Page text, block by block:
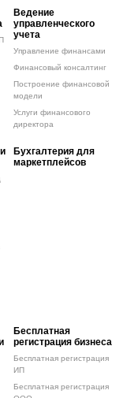
Ведение
управленческого
учета
Управление финансами
Финансовый консалтинг
Построение финансовой
модели
Услуги финансового
директора
Бухгалтерия для
маркетплейсов
Бесплатная
регистрация бизнеса
Бесплатная регистрация
ИП
Бесплатная регистрация